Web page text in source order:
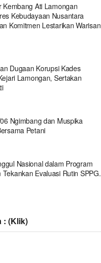
Kembang Ati Lamongan
Kebudayaan Nusantara
Komitmen Lestarikan Warisan
Dugaan Korupsi Kades
Lamongan, Sertakan
Ngimbang dan Muspika
Petani
Nasional dalam Program
Tekankan Evaluasi Rutin SPPG.
: (Klik)